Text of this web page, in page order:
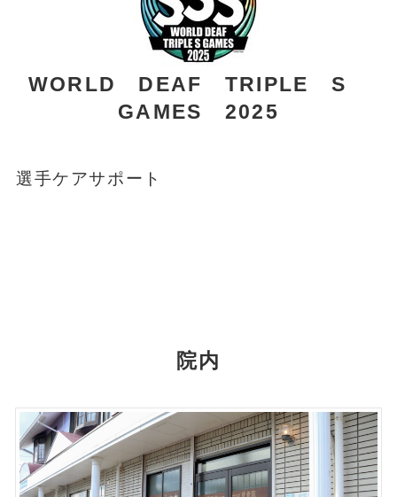
WORLD DEAF TRIPLE S
GAMES 2025
選手ケアサポート
院内